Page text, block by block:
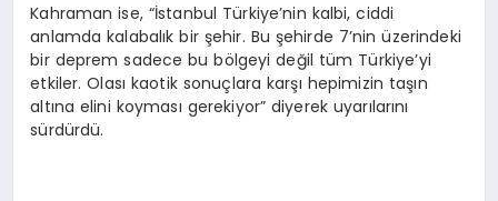
Kahraman ise, “İstanbul Türkiye’nin kalbi, ciddi
anlamda kalabalık bir şehir. Bu şehirde 7’nin üzerindeki
bir deprem sadece bu bölgeyi değil tüm Türkiye’yi
etkiler. Olası kaotik sonuçlara karşı hepimizin taşın
altına elini koyması gerekiyor” diyerek uyarılarını
sürdürdü.